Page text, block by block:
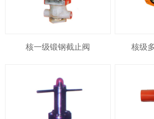
核一级锻钢截止阀 核级